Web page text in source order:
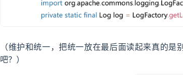
（维护和统一，把统一放在最后面读起来真的
吧？）